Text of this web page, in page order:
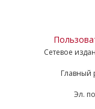
Сетевое
Главный
Эл.